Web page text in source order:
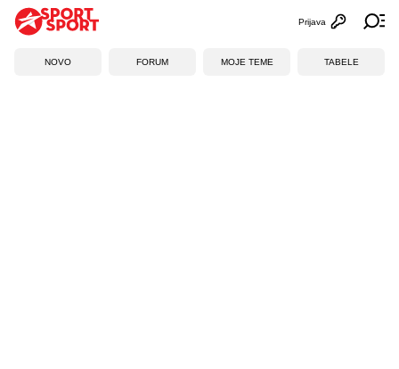
Otvori
Prijava
NOVO FORUM MOJE TEME TABELE